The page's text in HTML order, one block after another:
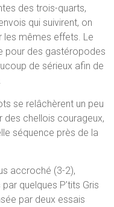
des trois-quarts,
qui suivirent, on
les mêmes effets. Le
pour des gastéropodes
de sérieux afin de
se relâchèrent un peu
des chellois courageux,
séquence près de la
accroché (3-2),
quelques P’tits Gris
par deux essais